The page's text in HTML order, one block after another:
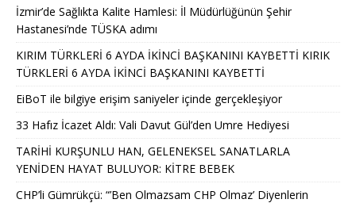
İzmir’de Sağlıkta Kalite Hamlesi: İl Müdürlüğünün Şehir
Hastanesi’nde TÜSKA adımı
KIRIM TÜRKLERİ 6 AYDA İKİNCİ BAŞKANINI KAYBETTİ KIRIK
TÜRKLERİ 6 AYDA İKİNCİ BAŞKANINI KAYBETTİ
EiBoT ile bilgiye erişim saniyeler içinde gerçekleşiyor
33 Hafız İcazet Aldı: Vali Davut Gül’den Umre Hediyesi
TARİHİ KURŞUNLU HAN, GELENEKSEL SANATLARLA
YENİDEN HAYAT BULUYOR: KİTRE BEBEK
CHP’li Gümrükçü: “’Ben Olmazsam CHP Olmaz’ Diyenlerin